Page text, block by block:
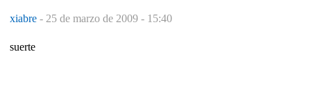
xiabre - 25 de marzo de 2009 - 15:40
suerte